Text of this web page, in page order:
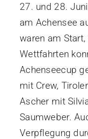
27. und 28.
am Achensee
waren am
Wettfahrten
Achenseecup
mit Crew,
Ascher mit
Saumweber.
Verpflegung